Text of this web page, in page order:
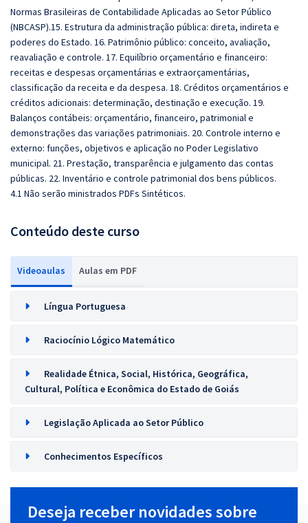
Normas Brasileiras de Contabilidade Aplicadas ao Setor Público
(NBCASP).15. Estrutura da administração pública: direta, indireta e
poderes do Estado. 16. Patrimônio público: conceito, avaliação,
reavaliação e controle. 17. Equilíbrio orçamentário e financeiro:
receitas e despesas orçamentárias e extraorçamentárias,
classificação da receita e da despesa. 18. Créditos orçamentários e
créditos adicionais: determinação, destinação e execução. 19.
Balanços contábeis: orçamentário, financeiro, patrimonial e
demonstrações das variações patrimoniais. 20. Controle interno e
externo: funções, objetivos e aplicação no Poder Legislativo
municipal. 21. Prestação, transparência e julgamento das contas
públicas. 22. Inventário e controle patrimonial dos bens públicos.
4.1 Não serão ministrados PDFs Sintéticos.
Conteúdo deste curso
Videoaulas Aulas em PDF
Língua Portuguesa
Raciocínio Lógico Matemático
Realidade Étnica, Social, Histórica, Geográfica,
Cultural, Política e Econômica do Estado de Goiás
Legislação Aplicada ao Setor Público
Conhecimentos Específicos
Deseja receber novidades sobre